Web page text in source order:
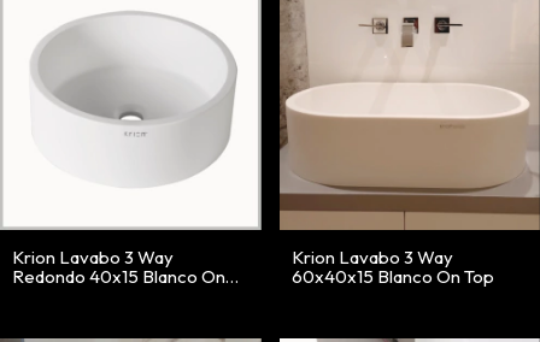
Krion Lavabo 3 Way
Redondo 40x15 Blanco On
Krion Lavabo 3 Way
60x40x15 Blanco On Top